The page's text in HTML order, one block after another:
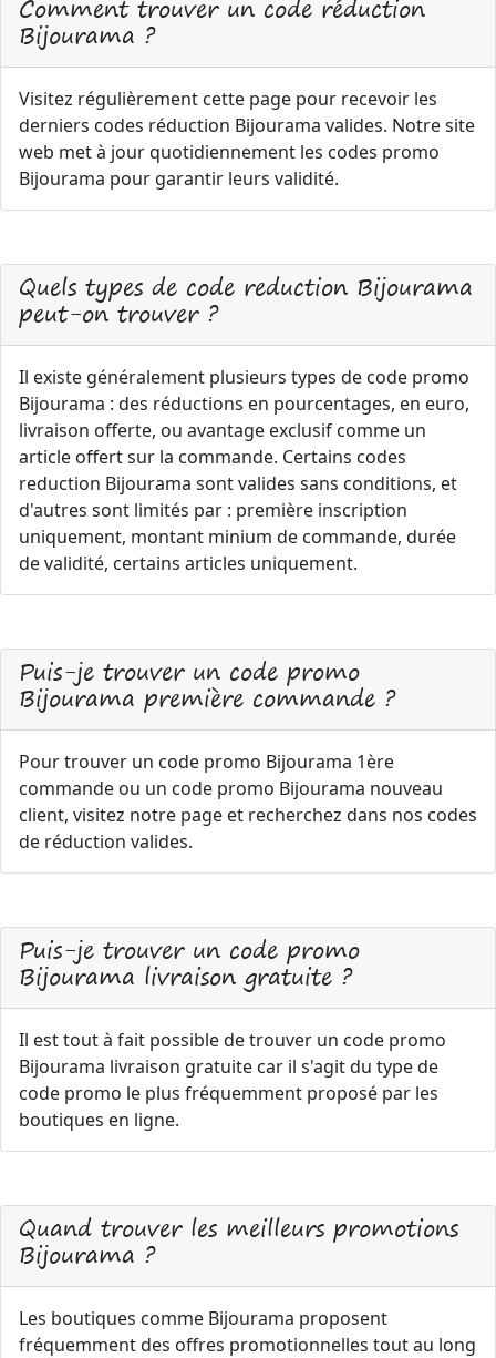
Comment trouver un code réduction
Bijourama ?
Visitez régulièrement cette page pour recevoir les
derniers codes réduction Bijourama valides. Notre site
web met à jour quotidiennement les codes promo
Bijourama pour garantir leurs validité.
Quels types de code reduction Bijourama
peut-on trouver ?
Il existe généralement plusieurs types de code promo
Bijourama : des réductions en pourcentages, en euro,
livraison offerte, ou avantage exclusif comme un
article offert sur la commande. Certains codes
reduction Bijourama sont valides sans conditions, et
d'autres sont limités par : première inscription
uniquement, montant minium de commande, durée
de validité, certains articles uniquement.
Puis-je trouver un code promo
Bijourama première commande ?
Pour trouver un code promo Bijourama 1ère
commande ou un code promo Bijourama nouveau
client, visitez notre page et recherchez dans nos codes
de réduction valides.
Puis-je trouver un code promo
Bijourama livraison gratuite ?
Il est tout à fait possible de trouver un code promo
Bijourama livraison gratuite car il s'agit du type de
code promo le plus fréquemment proposé par les
boutiques en ligne.
Quand trouver les meilleurs promotions
Bijourama ?
Les boutiques comme Bijourama proposent
fréquemment des offres promotionnelles tout au long